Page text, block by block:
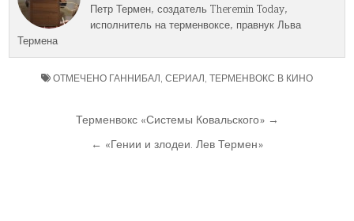
Петр Термен, создатель Theremin Today,
исполнитель на терменвоксе, правнук Льва
Термена
ОТМЕЧЕНО ГАННИБАЛ, СЕРИАЛ, ТЕРМЕНВОКС В КИНО
НавигацияТерменвокс «Системы Ковальского» →
← «Гении и злодеи. Лев Термен»